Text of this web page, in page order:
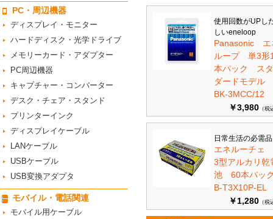
PC・周辺機器
ディスプレイ・モニター
ハードディスク・光学ドライブ
メモリーカード・アダプター
PC周辺機器
キャプチャー・コンバーター
デスク・チェア・スタンド
プリンターインク
ディスプレイケーブル
LANケーブル
USBケーブル
USB変換アダプタ
モバイル・電話関連
モバイル用ケーブル
使用回数がUPし
しいeneloop
Panasonic エ
ループ 単3形
本パック ス
ダードモデル
BK-3MCC/12
￥3,980 （税
日常生活の必需
エネルーチェ
3型アルカリ乾
池 60本パ
B-T3X10P-EL
￥1,280 （税